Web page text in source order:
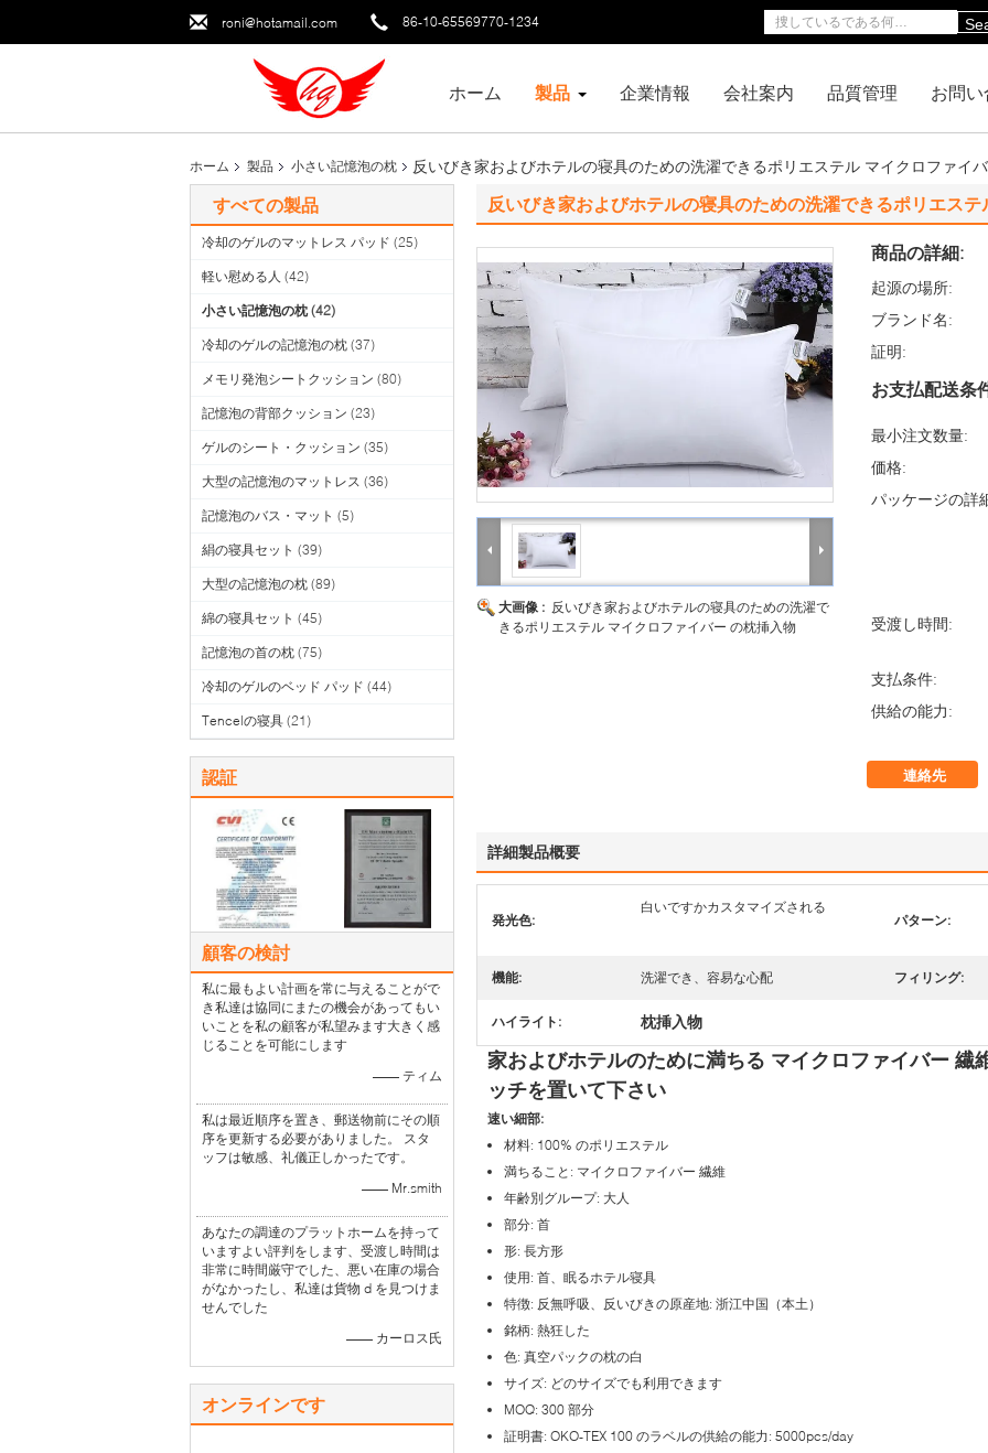
roni@hotamail.com 86-10-65569770-1234
ホーム 製品 企業情報 会社案内 品質管理 お問
ホーム 製品 小さい記憶泡の枕 反いびき家およびホテルの寝具のための洗濯できるポリエステル マイクロファイ
すべての製品
冷却のゲルのマットレス パッド (25)
軽い慰める人 (42)
小さい記憶泡の枕 (42)
冷却のゲルの記憶泡の枕 (37)
メモリ発泡シートクッション (80)
記憶泡の背部クッション (23)
ゲルのシート・クッション (35)
大型の記憶泡のマットレス (36)
記憶泡のバス・マット (5)
絹の寝具セット (39)
大型の記憶泡の枕 (89)
綿の寝具セット (45)
記憶泡の首の枕 (75)
冷却のゲルのベッド パッド (44)
Tencelの寝具 (21)
認証
顧客の検討
私に最もよい計画を常に与えることがで
き私達は協同にまたの機会があってもい
いことを私の顧客が私望みます大きく感
じることを可能にします
—— ティム
私は最近順序を置き、郵送物前にその順
序を更新する必要がありました。 スタ
ッフは敏感、礼儀正しかったです。
—— Mr.smith
あなたの調達のプラットホームを持って
いますよい評判をします、受渡し時間は
非常に時間厳守でした、悪い在庫の場合
がなかったし、私達は貨物 d を見つけま
せんでした
—— カーロス氏
オンラインです
反いびき家およびホテルの寝具のための洗濯できるポリエス
大画像 : 反いびき家およびホテルの寝具のための洗濯で
きるポリエステル マイクロファイバー の枕挿入物
商品の詳細:
起源の場所:
ブランド名:
証明:
お支払配送条
最小注文数量:
価格:
パッケージの詳
受渡し時間:
支払条件:
供給の能力:
連絡先
詳細製品概要
発光色:
白いですかカスタマイズされる
パターン:
機能: 洗濯でき、容易な心配 フィリング:
ハイライト: 枕挿入物
家およびホテルのために満ちる マイクロファイバー 繊
ッチを置いて下さい
速い細部:
材料: 100% のポリエステル
満ちること: マイクロファイバー 繊維
年齢別グループ: 大人
部分: 首
形: 長方形
使用: 首、眠るホテル寝具
特徴: 反無呼吸、反いびきの原産地: 浙江中国（本土）
銘柄: 熱狂した
色: 真空パックの枕の白
サイズ: どのサイズでも利用できます
MOQ: 300 部分
証明書: OKO-TEX 100 のラベルの供給の能力: 5000pcs/day